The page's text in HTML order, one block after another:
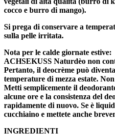
cocco e burro di mango).
Si prega di conservare a
sulla pelle irritata.
Nota per le calde giornate estive:
ACHSEKUSS Naturdèo non
Pertanto, il deocrème può
temperature di mezza estate.
Metti semplicemente il
alcune ore e la consistenza del
rapidamente di nuovo. Se è
cucchiaino e mettete anche
INGREDIENTI